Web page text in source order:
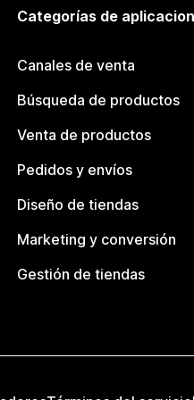
Categorías de
Canales de venta
Búsqueda de productos
Venta de productos
Pedidos y envíos
Diseño de tiendas
Marketing y conversión
Gestión de tiendas